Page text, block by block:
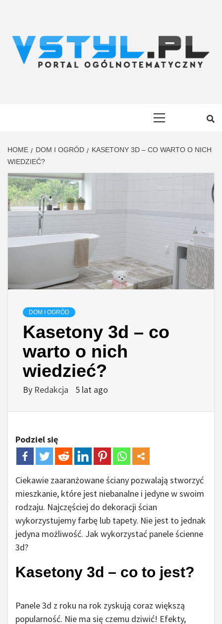
HOME DOM I OGRÓD
KASETONY 3D – CO WARTO O NICH
WIEDZIEĆ?
DOM I OGRÓD
Kasetony 3d – co
warto o nich
wiedzieć?
By Redakcja 5 lat ago
Podziel się
Ciekawie zaaranżowane ściany pozwalają stworzyć
mieszkanie, które jest niebanalne i jedyne w swoim
rodzaju. Najczęściej do dekoracji ścian
wykorzystujemy farbę lub tapety. Nie jest to jednak
jedyna możliwość. Jak wykorzystać panele ścienne
3d?
Kasetony 3d – co to jest?
Panele 3d z roku na rok zyskują coraz większą
popularność. Nie ma się czemu dziwić! Efekty,